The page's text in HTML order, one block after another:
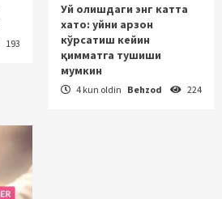
193
Уй олишдаги энг катта
хато: уйни арзон
кўрсатиш кейин
қимматга тушиши
мумкин
4 kun oldin Behzod 224